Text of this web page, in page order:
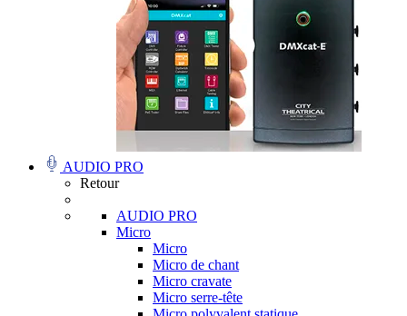
AUDIO PRO
Retour
AUDIO PRO
Micro
Micro
Micro de chant
Micro cravate
Micro serre-tête